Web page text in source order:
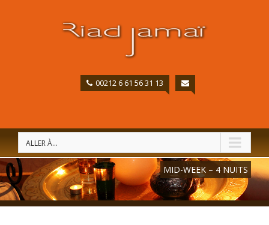
00212 6 61 56 31 13
ALLER À...
MID-WEEK – 4 NUITS